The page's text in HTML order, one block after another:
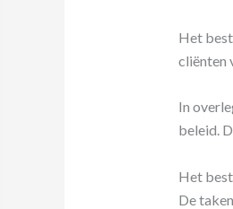
Het
cliënten
In
beleid.
Het
De